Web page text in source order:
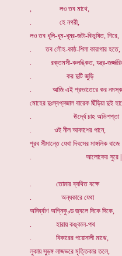
, লও তব মাথে,
. হে নগরী,
লও তব ধূলি-ধূম-ধূম্র-জটা-বিভূষিত, শিরে,
. তব লৌহ-কাষ্ঠ-শিলা কারাগার হতে,
. রক্তমসী-কলঙ্কিত, যন্ত্র-
. কর দুটি জুড়ি
. আজি এই প্রভাতেরে কর
মোহের দুঃস্বপ্নজাল বারেক ছিঁড়িয়া দুই
. ঊর্দ্ধে চাহ অভিশপ্তা
. ওই নীল আকাশের পানে,
পূরব সীমান্তে যেথা দিবসের মাঙ্গলিক বাজে
. আলোকের সুরে |
. তোমার ব্যথিত বক্ষে
. অন্ধকারে যেথা
অনির্ব্বাণ অগ্নিকুণ্ড জ্বলে দিকে দিকে,
. হারায় কঙ্কাল-পথ
. বিকারের পয়োনালী মাঝে,
লুকায় সুড়ঙ্গ লাজভরে মৃত্তিকার তলে,